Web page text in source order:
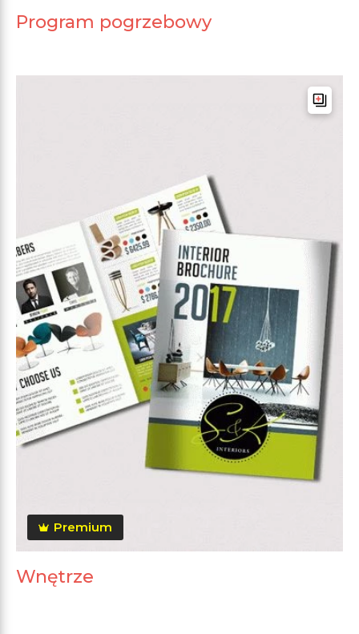
Program pogrzebowy
Premium
Wnętrze